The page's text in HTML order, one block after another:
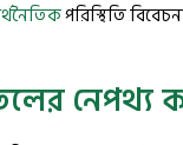
পরিস্থিতি
নেপথ্য